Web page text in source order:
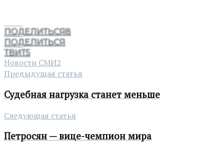
ПОДЕЛИТЬСЯ8
ПОДЕЛИТЬСЯ
ТВИТ5
Новости СМИ2
Предыдущая статья
Судебная нагрузка станет меньше
Следующая статья
Петросян — вице-чемпион мира